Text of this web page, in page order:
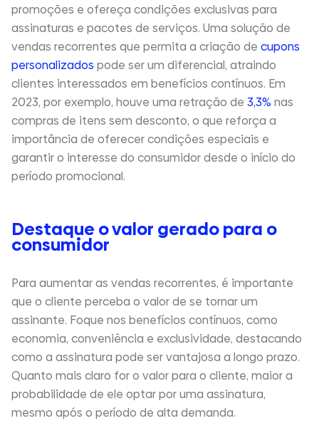
promoções e ofereça condições exclusivas para
assinaturas e pacotes de serviços. Uma solução de
vendas recorrentes que permita a criação de cupons
personalizados pode ser um diferencial, atraindo
clientes interessados em benefícios contínuos. Em
2023, por exemplo, houve uma retração de 3,3% nas
compras de itens sem desconto, o que reforça a
importância de oferecer condições especiais e
garantir o interesse do consumidor desde o início do
período promocional.
Destaque o valor gerado para o
consumidor
Para aumentar as vendas recorrentes, é importante
que o cliente perceba o valor de se tornar um
assinante. Foque nos benefícios contínuos, como
economia, conveniência e exclusividade, destacando
como a assinatura pode ser vantajosa a longo prazo.
Quanto mais claro for o valor para o cliente, maior a
probabilidade de ele optar por uma assinatura,
mesmo após o período de alta demanda.